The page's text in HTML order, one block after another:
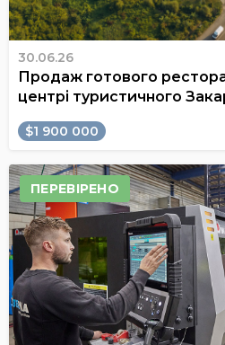
30.06.26
Продаж готового
центрі туристичного
$1 900 000
ПЕРЕВІРЕНО